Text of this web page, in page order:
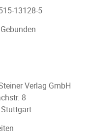
13128-5
Verlag GmbH
8